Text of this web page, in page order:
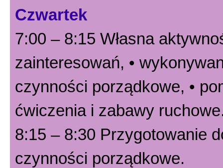
Czwartek
7:00 – 8:15 Własna
zainteresowań, •
czynności porządkowe, •
ćwiczenia i zabawy
8:15 – 8:30 Przygotowanie
czynności porządkowe.